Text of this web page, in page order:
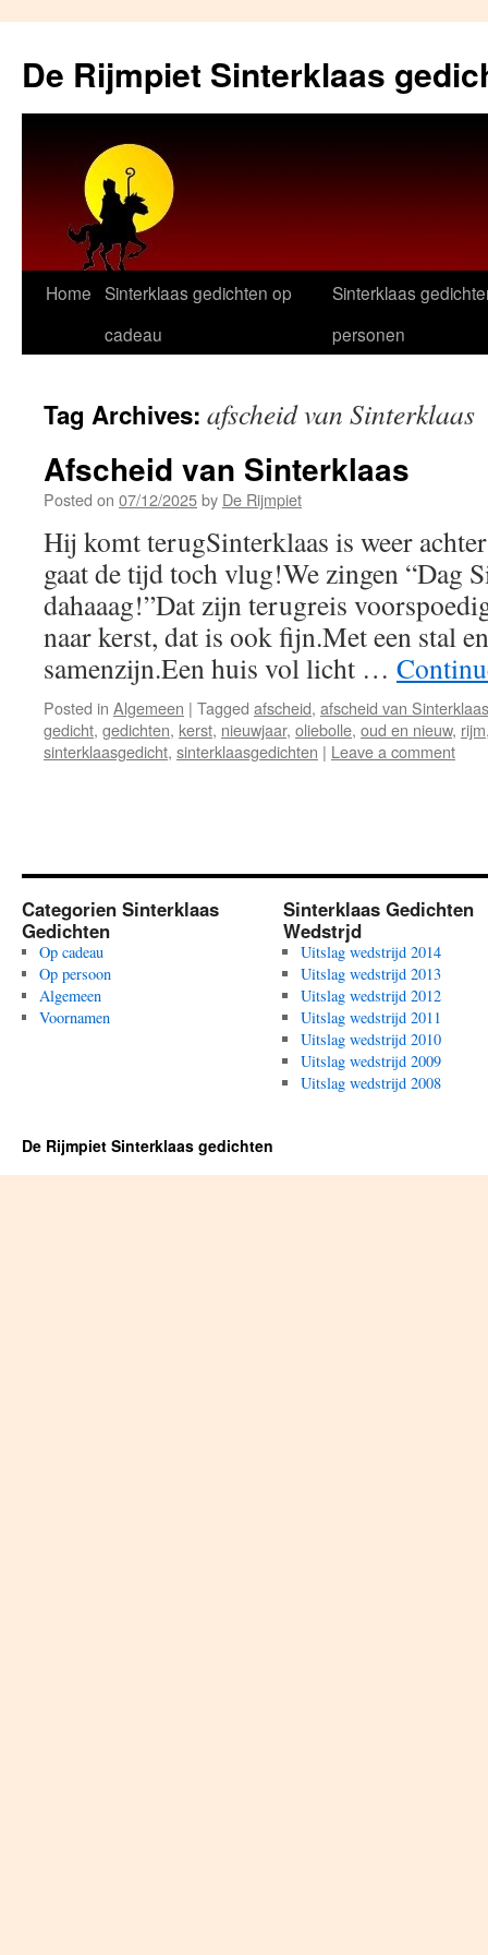
content
De Rijmpiet Sinterklaas
Home Sinterklaas gedichten op
cadeau
Sinterklaas
personen
Tag Archives: afscheid van Sinterklaas
Afscheid van Sinterklaas
Posted on 07/12/2025by De Rijmpiet
Hij komt terugSinterklaas is weer
gaat de tijd toch vlug!We zingen “Dag
dahaaag!”Dat zijn terugreis
naar kerst, dat is ook fijn.Met een stal
samenzijn.Een huis vol licht …
Posted in Algemeen | Tagged afscheid, afscheid van Sinterklaas
gedicht, gedichten, kerst, nieuwjaar, oliebolle, oud en nieuw, rijm
sinterklaasgedicht, sinterklaasgedichten | Leave a comment
Categorien Sinterklaas
Gedichten
Op cadeau
Op persoon
Algemeen
Voornamen
Sinterklaas Gedichten
Wedstrjd
Uitslag wedstrijd 2014
Uitslag wedstrijd 2013
Uitslag wedstrijd 2012
Uitslag wedstrijd 2011
Uitslag wedstrijd 2010
Uitslag wedstrijd 2009
Uitslag wedstrijd 2008
De Rijmpiet Sinterklaas gedichten